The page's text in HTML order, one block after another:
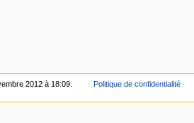
2012 à 18:09. Politique de confidentialité